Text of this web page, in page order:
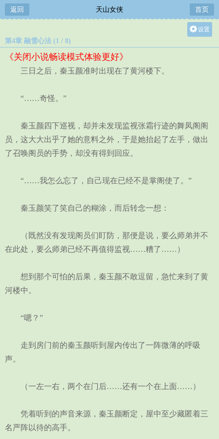
返回 天山女侠 首页
设置
第4章 融雪心法 (1 / 8)
《关闭小说畅读模式体验更好》
三日之后，秦玉颜准时出现在了黄河楼下。
“……奇怪。”
秦玉颜四下巡视，却并未发现监视张霜行迹的舞凤阁阁
员，这大大出乎了她的意料之外，于是她抬起了左手，做出
了召唤阁员的手势，却没有得到回应。
“……我怎么忘了，自己现在已经不是掌阁使了。”
秦玉颜笑了笑自己的糊涂，而后转念一想：
（既然没有发现阁员们盯防，那便是说，要么师弟并不
在此处，要么师弟已经不再值得监视……糟了……）
想到那个可怕的后果，秦玉颜不敢逗留，急忙来到了黄
河楼中。
“嗯？”
走到房门前的秦玉颜听到屋内传出了一阵微薄的呼吸
声。
（一左一右，两个在门后……还有一个在上面……）
凭着听到的声音来源，秦玉颜断定，屋中至少藏匿着三
名严阵以待的高手。